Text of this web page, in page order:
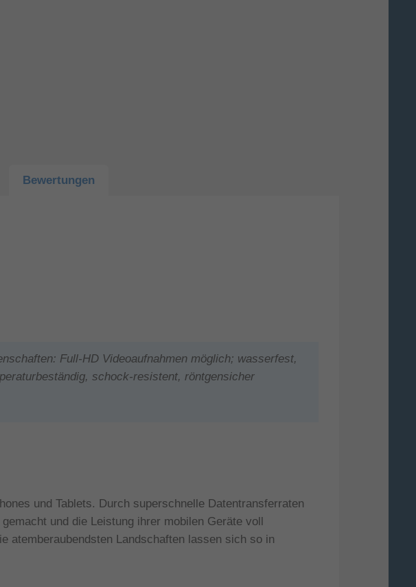
Bewertungen
Full-HD Videoaufnahmen möglich; wasserfest,
schock-resistent, röntgensicher
und Tablets. Durch superschnelle Datentransferraten
und die Leistung ihrer mobilen Geräte voll
atemberaubendsten Landschaften lassen sich so in